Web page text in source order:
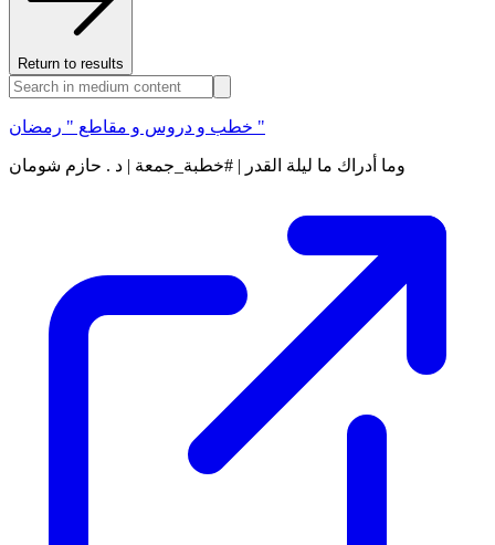
Return to results
خطب و دروس و مقاطع " رمضان "
وما أدراك ما ليلة القدر | #خطبة_جمعة | د . حازم شومان